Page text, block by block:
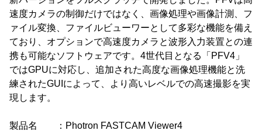
速度カメラの制御だけではなく、画像処理や画像計測、フ
ァイル変換、ファイルビューワーとして多彩な機能を備え
ており、オプションで高速度カメラと波形入力装置との連
携も可能なソフトウェアです。4世代目となる「PFV4」
ではGPUに対応し、追加された高度な画像処理機能と洗
練されたGUIによって、より高いレベルでの高速撮影を実
現します。
製品名 ：Photron FASTCAM Viewer4